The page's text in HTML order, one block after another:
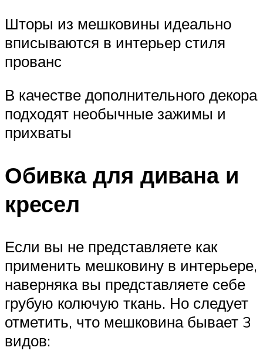
Шторы из мешковины идеально
вписываются в интерьер стиля
прованс
В качестве дополнительного декора
подходят необычные зажимы и
прихваты
Обивка для дивана и
кресел
Если вы не представляете как
применить мешковину в интерьере,
наверняка вы представляете себе
грубую колючую ткань. Но следует
отметить, что мешковина бывает 3
видов: